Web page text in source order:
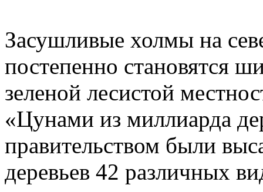
Засушливые холмы на
постепенно становятся
зеленой лесистой
«Цунами из миллиарда
правительством были
деревьев 42 различных